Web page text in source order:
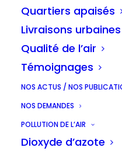
Quartiers apaisés
Livraisons urbaines
Qualité de l’air
Témoignages
NOS ACTUS / NOS
NOS DEMANDES
POLLUTION DE L’AIR
Dioxyde d’azote
support.